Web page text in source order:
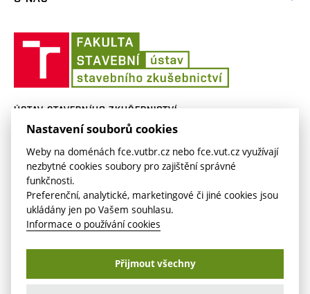
Lidé na SZK
Historie
ÚSTAV STAVEBNÍHO ZKUŠEBNICTVÍ
Veveří 95
620 00 Brno
szk.fce.vutbr.cz
szk.fast@vut.cz
Copyright © VUT v Brně2026
Nastavení cookies
Nastavení souborů cookies
Weby na doménách fce.vutbr.cz nebo fce.vut.cz využívají
nezbytné cookies soubory pro zajištění správné
funkčnosti.
Preferenční, analytické, marketingové či jiné cookies jsou
ukládány jen po Vašem souhlasu.
Informace o používání cookies
Přijmout všechny